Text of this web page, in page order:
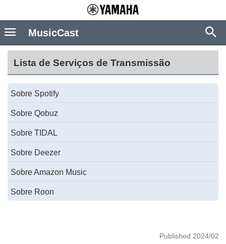
Lista de Serviços de Transmissão
Sobre Spotify
Sobre Qobuz
Sobre TIDAL
Sobre Deezer
Sobre Amazon Music
Sobre Roon
Published 2024/02
MusicCast